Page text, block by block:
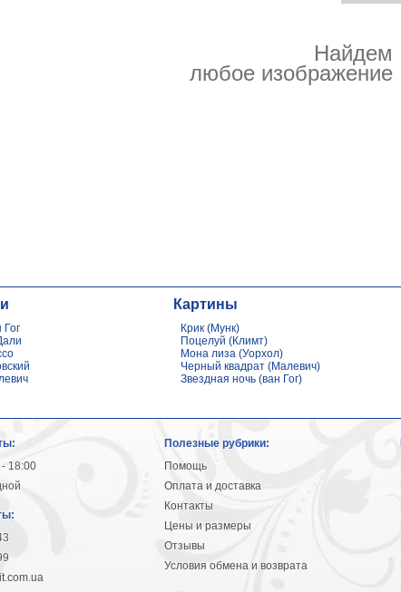
Найдем
любое изображение
Картины
Крик (Мунк)
Поцелуй (Климт)
Мона лиза (Уорхол)
Черный квадрат (Малевич)
Звездная ночь (ван Гог)
18:00
Полезные рубрики:
Помощь
Оплата и доставка
Контакты
Цены и размеры
Отзывы
Условия обмена и возврата